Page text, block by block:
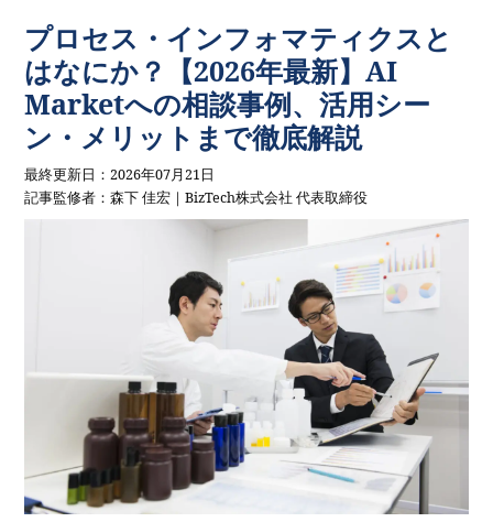
プロセス・インフォマティクスと
はなにか？【2026年最新】AI
Marketへの相談事例、活用シー
ン・メリットまで徹底解説
最終更新日：2026年07月21日
記事監修者：森下 佳宏｜BizTech株式会社 代表取締役